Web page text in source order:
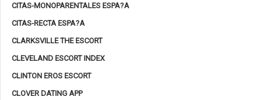
CITAS-MONOPARENTALES ESPA?A
CITAS-RECTA ESPA?A
CLARKSVILLE THE ESCORT
CLEVELAND ESCORT INDEX
CLINTON EROS ESCORT
CLOVER DATING APP